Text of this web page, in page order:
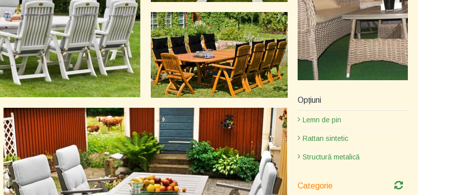
Opțiuni
Lemn de pin
Rattan sintetic
Structură metalică
Categorie